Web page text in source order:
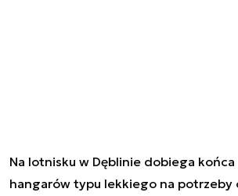
Na lotnisku w Dęblinie dobiega
hangarów typu lekkiego na potrzeby